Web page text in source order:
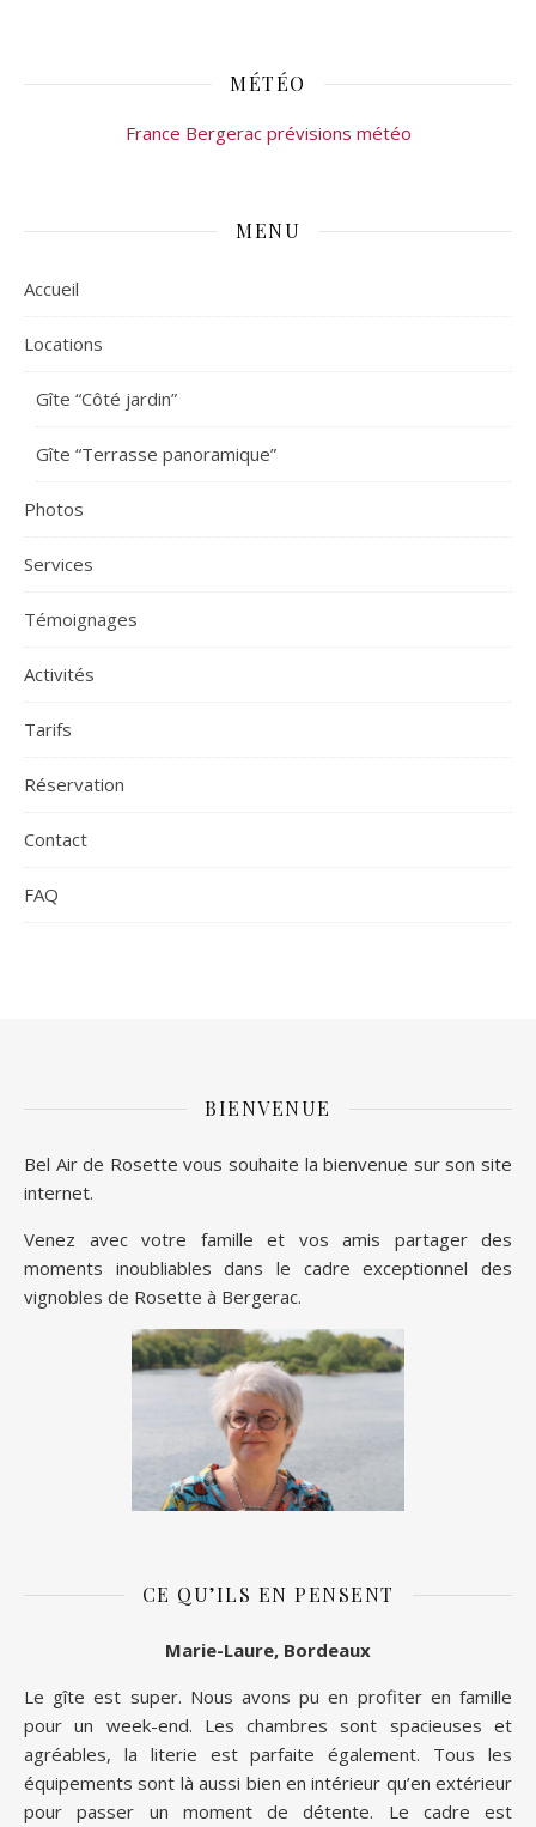
MÉTÉO
France Bergerac prévisions météo
MENU
Accueil
Locations
Gîte “Côté jardin”
Gîte “Terrasse panoramique”
Photos
Services
Témoignages
Activités
Tarifs
Réservation
Contact
FAQ
BIENVENUE
Bel Air de Rosette vous souhaite la bienvenue sur son site
internet.
Venez avec votre famille et vos amis partager des
moments inoubliables dans le cadre exceptionnel des
vignobles de Rosette à Bergerac.
CE QU’ILS EN PENSENT
Marie-Laure, Bordeaux
Le gîte est super. Nous avons pu en profiter en famille
pour un week-end. Les chambres sont spacieuses et
agréables, la literie est parfaite également. Tous les
équipements sont là aussi bien en intérieur qu’en extérieur
pour passer un moment de détente. Le cadre est